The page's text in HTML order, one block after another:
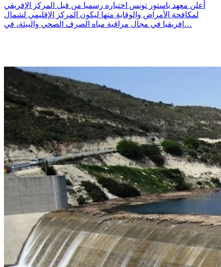
أعلن معهد باستور تونس اختياره رسميا من قبل المركز الإفريقي
لمكافحة الأمراض والوقاية منها ليكون المركز الإقليمي لشمال
إفريقيا في مجال مراقبة مياه الصرف الصحي والبيئة، في…